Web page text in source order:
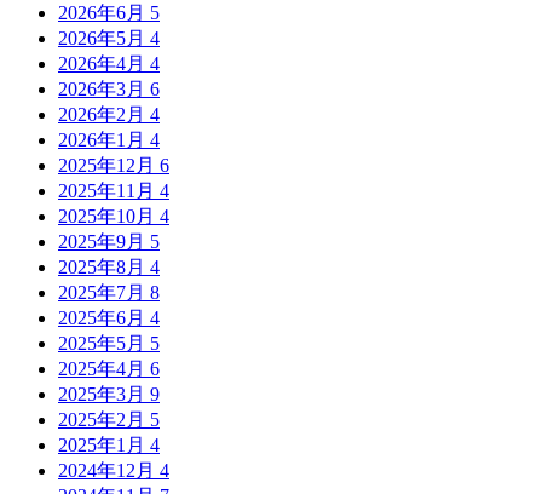
2026年6月 5
2026年5月 4
2026年4月 4
2026年3月 6
2026年2月 4
2026年1月 4
2025年12月 6
2025年11月 4
2025年10月 4
2025年9月 5
2025年8月 4
2025年7月 8
2025年6月 4
2025年5月 5
2025年4月 6
2025年3月 9
2025年2月 5
2025年1月 4
2024年12月 4